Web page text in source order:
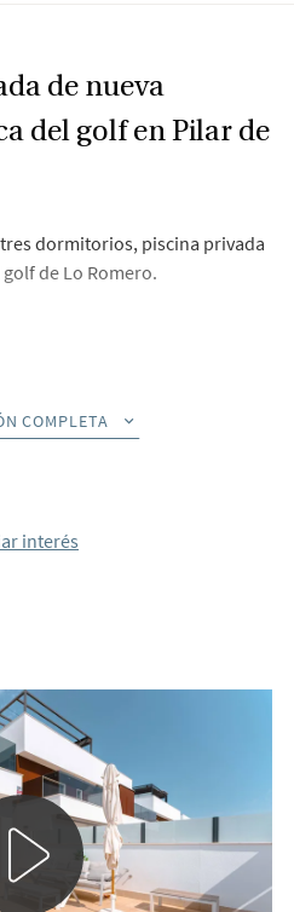
de nueva
del golf en Pilar de
dormitorios, piscina privada
de Lo Romero.
ofrecer a la venta dos
salón con cocina
dormitorios dobles con
uno de ellos en suite con
el amplio dormitorio se llega a
metros cuadrados.
a la soleada terraza en la
hamacas, jacuzzi y muebles de
bonita vista de los
COMPLETA
interés